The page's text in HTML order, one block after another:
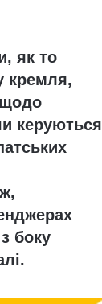
як то
кремля,
щодо
керуються
боку